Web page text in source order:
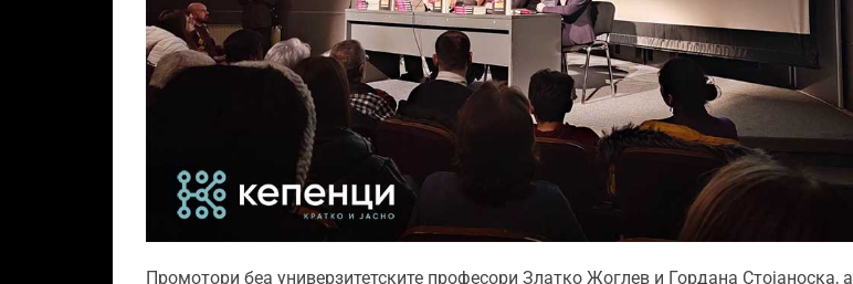
Промотори беа универзитетските професори Златко Жоглев и Гордана Стојаноска, а